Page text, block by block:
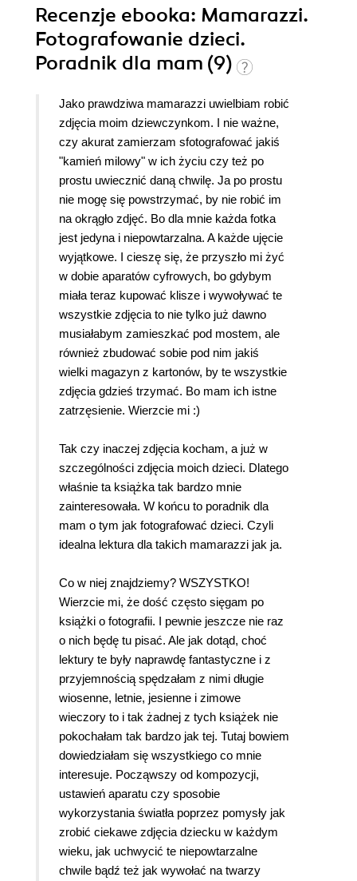
Recenzje ebooka: Mamarazzi.
Fotografowanie dzieci.
Poradnik dla mam (9)
Jako prawdziwa mamarazzi uwielbiam robić
zdjęcia moim dziewczynkom. I nie ważne,
czy akurat zamierzam sfotografować jakiś
"kamień milowy" w ich życiu czy też po
prostu uwiecznić daną chwilę. Ja po prostu
nie mogę się powstrzymać, by nie robić im
na okrągło zdjęć. Bo dla mnie każda fotka
jest jedyna i niepowtarzalna. A każde ujęcie
wyjątkowe. I cieszę się, że przyszło mi żyć
w dobie aparatów cyfrowych, bo gdybym
miała teraz kupować klisze i wywoływać te
wszystkie zdjęcia to nie tylko już dawno
musiałabym zamieszkać pod mostem, ale
również zbudować sobie pod nim jakiś
wielki magazyn z kartonów, by te wszystkie
zdjęcia gdzieś trzymać. Bo mam ich istne
zatrzęsienie. Wierzcie mi :)
Tak czy inaczej zdjęcia kocham, a już w
szczególności zdjęcia moich dzieci. Dlatego
właśnie ta książka tak bardzo mnie
zainteresowała. W końcu to poradnik dla
mam o tym jak fotografować dzieci. Czyli
idealna lektura dla takich mamarazzi jak ja.
Co w niej znajdziemy? WSZYSTKO!
Wierzcie mi, że dość często sięgam po
książki o fotografii. I pewnie jeszcze nie raz
o nich będę tu pisać. Ale jak dotąd, choć
lektury te były naprawdę fantastyczne i z
przyjemnością spędzałam z nimi długie
wiosenne, letnie, jesienne i zimowe
wieczory to i tak żadnej z tych książek nie
pokochałam tak bardzo jak tej. Tutaj bowiem
dowiedziałam się wszystkiego co mnie
interesuje. Począwszy od kompozycji,
ustawień aparatu czy sposobie
wykorzystania światła poprzez pomysły jak
zrobić ciekawe zdjęcia dziecku w każdym
wieku, jak uchwycić te niepowtarzalne
chwile bądź też jak wywołać na twarzy